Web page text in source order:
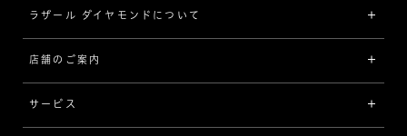
[素材から選ぶ]
プラチナ
イエローゴールド
ジュエリーコレクショントップ
ジュエリー一覧
リング
ラザール ダイヤモンドについて
ラザール ダイヤモンドについて
品質
店舗のご案内
サービス